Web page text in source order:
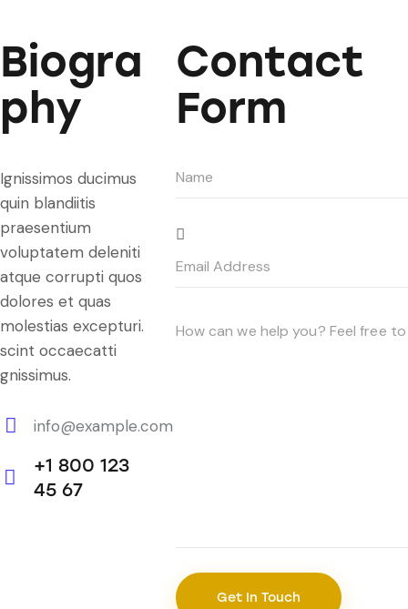
Biogra
phy
Ignissimos ducimus
quin blandiitis
praesentium
voluptatem deleniti
atque corrupti quos
dolores et quas
molestias excepturi.
scint occaecatti
gnissimus.
m
info@example.com
+1 800 123
45 67
Contact
Form